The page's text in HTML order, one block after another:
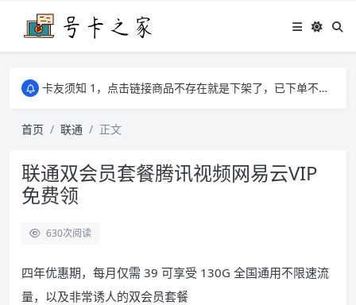
学习通、雨课堂、智慧树等网课可以代刷有需要可以联系邮箱i@tuzi.la
卡友须知 1，点击链接商品不存在就是下架了，已下单不影响 2，下单后会有审核可以在常见问题里面的查单链接查询进度 3，下单要看好可以发货的地区
卡友须知 1，点击链接商品不存在就是下架了，已下单不影响 2，下单后会有审核可以在常见问题里面的查单链接查询进度 3，下单要看好可以发货的地区
首页 联通 正文
联通双会员套餐腾讯视频网易云VIP
免费领
630次阅读
四年优惠期，每月仅需 39 可享受 130G 全国通用不限速流
量，以及非常诱人的双会员套餐